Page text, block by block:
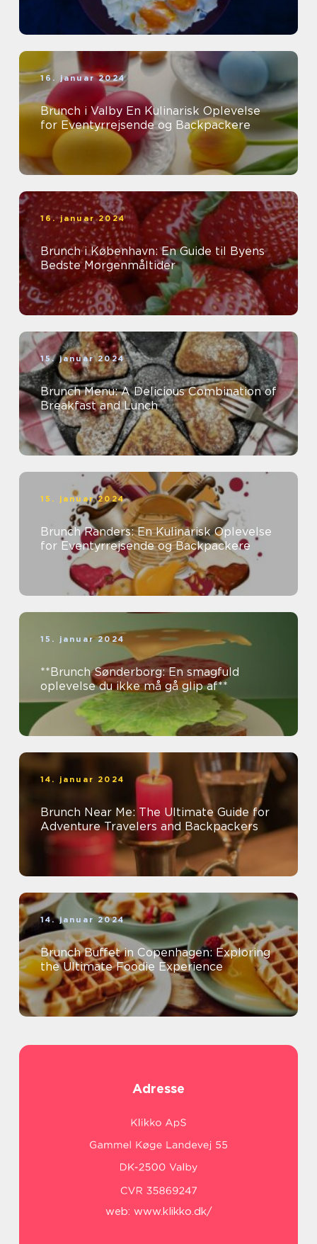
16. januar 2024
Brunch i Valby En Kulinarisk Oplevelse
for Eventyrrejsende og Backpackere
16. januar 2024
Brunch i København: En Guide til Byens
Bedste Morgenmåltider
15. januar 2024
Brunch Menu: A Delicious Combination of
Breakfast and Lunch
15. januar 2024
Brunch Randers: En Kulinarisk Oplevelse
for Eventyrrejsende og Backpackere
15. januar 2024
**Brunch Sønderborg: En smagfuld
oplevelse du ikke må gå glip af**
14. januar 2024
Brunch Near Me: The Ultimate Guide for
Adventure Travelers and Backpackers
14. januar 2024
Brunch Buffet in Copenhagen: Exploring
the Ultimate Foodie Experience
Adresse
web: www.klikko.dk/